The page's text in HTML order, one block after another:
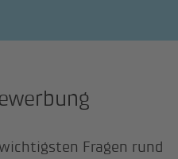
Fragen rund